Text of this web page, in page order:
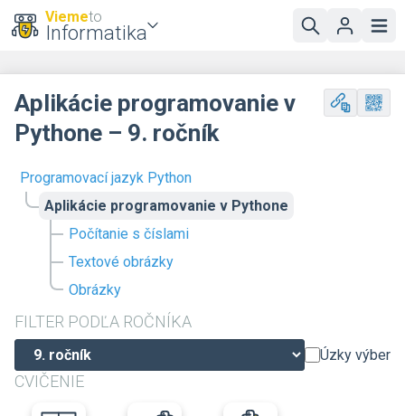
Viemeto
Informatika
Programovací jazyk Python
Aplikácie programovanie v Pythone
Počítanie s číslami
Textové obrázky
Obrázky
FILTER PODĽA ROČNÍKA
Úzky výber
CVIČENIE
Aplikácie programovanie v
Pythone – 9. ročník